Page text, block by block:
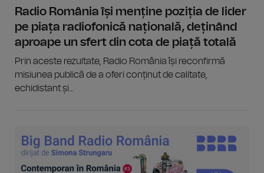
Radio România își menține poziția de lider
pe piața radiofonică națională, deținând
aproape un sfert din cota de piață totală
Prin aceste rezultate, Radio România își reconfirmă
misiunea publică de a oferi conținut de calitate,
echidistant și...